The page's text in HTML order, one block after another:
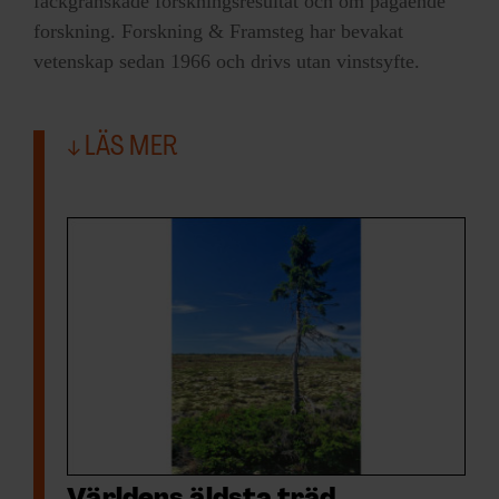
forskning. Forskning & Framsteg har bevakat
vetenskap sedan 1966 och drivs utan vinstsyfte.
LÄS MER